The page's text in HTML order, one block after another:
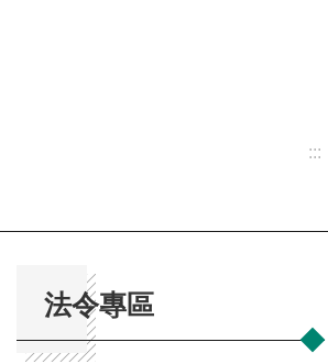
:::
法令專區